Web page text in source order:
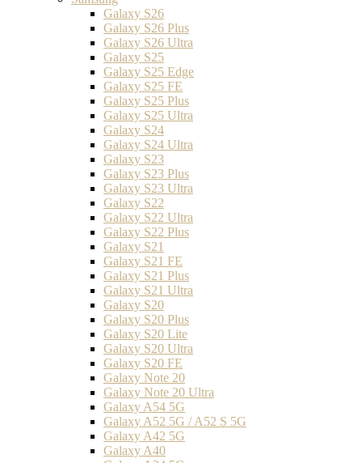
Galaxy S26
Galaxy S26 Plus
Galaxy S26 Ultra
Galaxy S25
Galaxy S25 Edge
Galaxy S25 FE
Galaxy S25 Plus
Galaxy S25 Ultra
Galaxy S24
Galaxy S24 Ultra
Galaxy S23
Galaxy S23 Plus
Galaxy S23 Ultra
Galaxy S22
Galaxy S22 Ultra
Galaxy S22 Plus
Galaxy S21
Galaxy S21 FE
Galaxy S21 Plus
Galaxy S21 Ultra
Galaxy S20
Galaxy S20 Plus
Galaxy S20 Lite
Galaxy S20 Ultra
Galaxy S20 FE
Galaxy Note 20
Galaxy Note 20 Ultra
Galaxy A54 5G
Galaxy A52 5G / A52 S 5G
Galaxy A42 5G
Galaxy A40